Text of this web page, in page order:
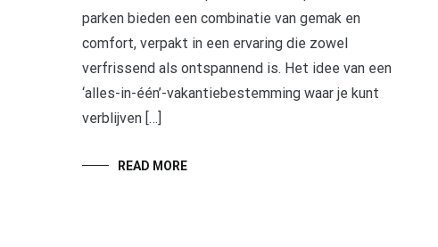
parken bieden een combinatie van gemak en
comfort, verpakt in een ervaring die zowel
verfrissend als ontspannend is. Het idee van een
‘alles-in-één’-vakantiebestemming waar je kunt
verblijven […]
READ MORE